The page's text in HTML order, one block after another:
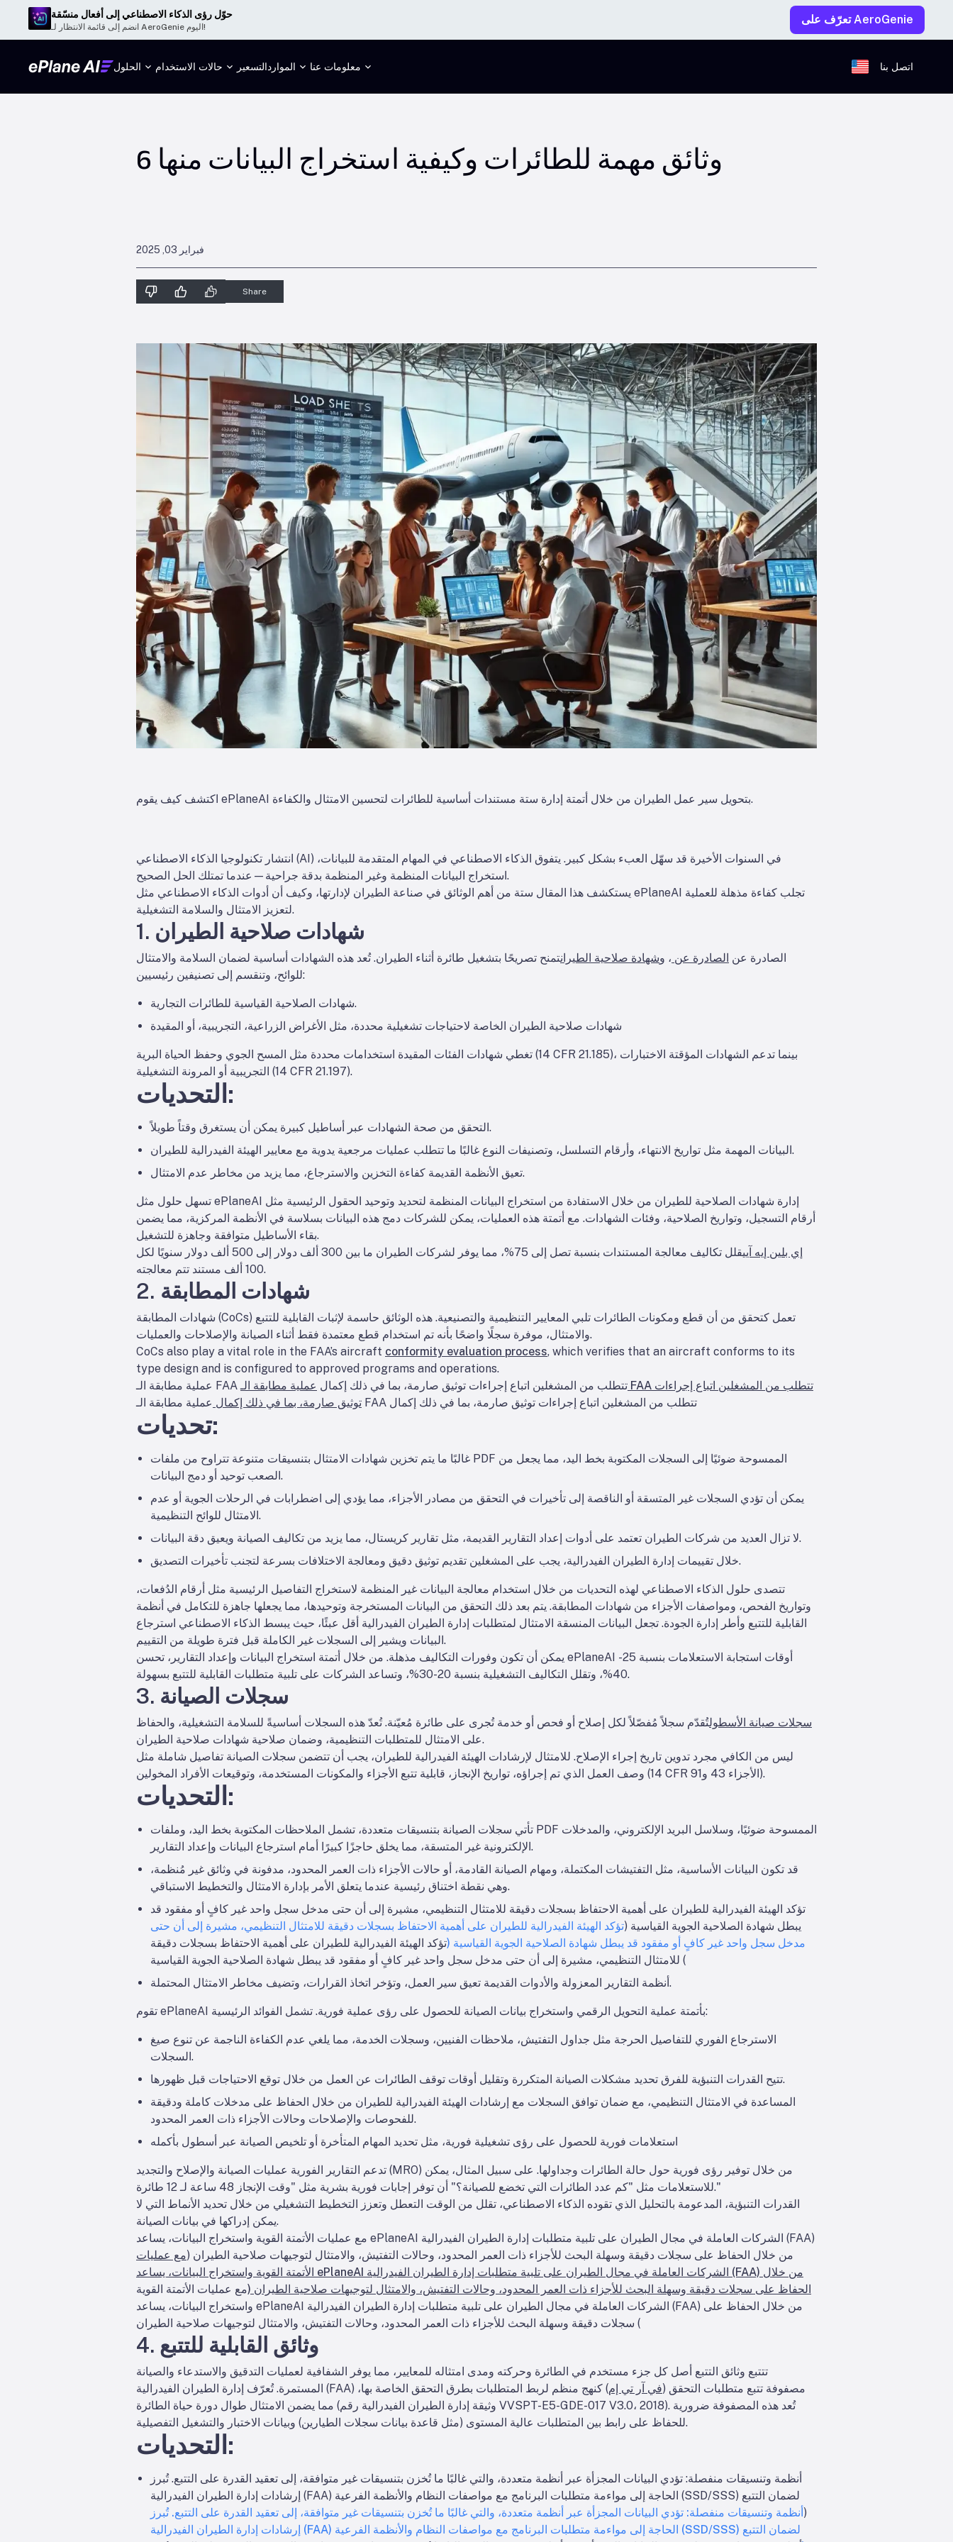
حوّل رؤى الذكاء الاصطناعي إلى أفعال منسّقة
انضم إلى قائمة الانتظار لـ AeroGenie اليوم!
تعرّف على AeroGenie
الحلول حالات الاستخدام التسعيرالموارد معلومات عنا اتصل بنا
6 وثائق مهمة للطائرات وكيفية استخراج البيانات منها
فبراير 03, 2025
Share
اكتشف كيف يقوم ePlaneAI بتحويل سير عمل الطيران من خلال أتمتة إدارة ستة مستندات أساسية للطائرات لتحسين الامتثال والكفاءة.
انتشار تكنولوجيا الذكاء الاصطناعي (AI) في السنوات الأخيرة قد سهّل العبء بشكل كبير. يتفوق الذكاء الاصطناعي في المهام المتقدمة للبيانات،
استخراج البيانات المنظمة وغير المنظمة بدقة جراحية—عندما تمتلك الحل الصحيح.
يستكشف هذا المقال ستة من أهم الوثائق في صناعة الطيران لإدارتها، وكيف أن أدوات الذكاء الاصطناعي مثل ePlaneAI تجلب كفاءة مذهلة للعملية
لتعزيز الامتثال والسلامة التشغيلية.
1. شهادات صلاحية الطيران
الصادرة عن الصادرة عن ، وشهادة صلاحية الطيرانتمنح تصريحًا بتشغيل طائرة أثناء الطيران. تُعد هذه الشهادات أساسية لضمان السلامة والامتثال
للوائح، وتنقسم إلى تصنيفين رئيسيين:
شهادات الصلاحية القياسية للطائرات التجارية.
شهادات صلاحية الطيران الخاصة لاحتياجات تشغيلية محددة، مثل الأغراض الزراعية، التجريبية، أو المقيدة
تغطي شهادات الفئات المقيدة استخدامات محددة مثل المسح الجوي وحفظ الحياة البرية (14 CFR 21.185)، بينما تدعم الشهادات المؤقتة الاختبارات
التجريبية أو المرونة التشغيلية (14 CFR 21.197).
التحديات:
التحقق من صحة الشهادات عبر أساطيل كبيرة يمكن أن يستغرق وقتاً طويلاً.
البيانات المهمة مثل تواريخ الانتهاء، وأرقام التسلسل، وتصنيفات النوع غالبًا ما تتطلب عمليات مرجعية يدوية مع معايير الهيئة الفيدرالية للطيران.
تعيق الأنظمة القديمة كفاءة التخزين والاسترجاع، مما يزيد من مخاطر عدم الامتثال.
تسهل حلول مثل ePlaneAI إدارة شهادات الصلاحية للطيران من خلال الاستفادة من استخراج البيانات المنظمة لتحديد وتوحيد الحقول الرئيسية مثل
أرقام التسجيل، وتواريخ الصلاحية، وفئات الشهادات. مع أتمتة هذه العمليات، يمكن للشركات دمج هذه البيانات بسلاسة في الأنظمة المركزية، مما يضمن
بقاء الأساطيل متوافقة وجاهزة للتشغيل.
إي بلين إيه آي
يقلل تكاليف معالجة المستندات بنسبة تصل إلى 75%، مما يوفر لشركات الطيران ما بين 300 ألف دولار إلى 500 ألف دولار سنويًا لكل
100 ألف مستند تتم معالجته.
2. شهادات المطابقة
شهادات المطابقة (CoCs) تعمل كتحقق من أن قطع ومكونات الطائرات تلبي المعايير التنظيمية والتصنيعية. هذه الوثائق حاسمة لإثبات القابلية للتتبع
والامتثال، موفرة سجلًا واضحًا بأنه تم استخدام قطع معتمدة فقط أثناء الصيانة والإصلاحات والعمليات.
CoCs also play a vital role in the FAA’s aircraft conformity evaluation process, which verifies that an aircraft conforms to its
type design and is configured to approved programs and operations.
عملية مطابقة الـ FAA تتطلب من المشغلين اتباع إجراءات توثيق صارمة، بما في ذلك إكمال عملية مطابقة الـ FAA تتطلب من المشغلين اتباع إجراءات
توثيق صارمة، بما في ذلك إكمال
عملية مطابقة الـ FAA تتطلب من المشغلين اتباع إجراءات توثيق صارمة، بما في ذلك إكمال
تحديات:
غالبًا ما يتم تخزين شهادات الامتثال بتنسيقات متنوعة تتراوح من ملفات PDF الممسوحة ضوئيًا إلى السجلات المكتوبة بخط اليد، مما يجعل من
الصعب توحيد أو دمج البيانات.
يمكن أن تؤدي السجلات غير المتسقة أو الناقصة إلى تأخيرات في التحقق من مصادر الأجزاء، مما يؤدي إلى اضطرابات في الرحلات الجوية أو عدم
الامتثال للوائح التنظيمية.
لا تزال العديد من شركات الطيران تعتمد على أدوات إعداد التقارير القديمة، مثل تقارير كريستال، مما يزيد من تكاليف الصيانة ويعيق دقة البيانات.
خلال تقييمات إدارة الطيران الفيدرالية، يجب على المشغلين تقديم توثيق دقيق ومعالجة الاختلافات بسرعة لتجنب تأخيرات التصديق.
تتصدى حلول الذكاء الاصطناعي لهذه التحديات من خلال استخدام معالجة البيانات غير المنظمة لاستخراج التفاصيل الرئيسية مثل أرقام الدُفعات،
وتواريخ الفحص، ومواصفات الأجزاء من شهادات المطابقة. يتم بعد ذلك التحقق من البيانات المستخرجة وتوحيدها، مما يجعلها جاهزة للتكامل في أنظمة
القابلية للتتبع وأطر إدارة الجودة. تجعل البيانات المنسقة الامتثال لمتطلبات إدارة الطيران الفيدرالية أقل عبئًا، حيث يبسط الذكاء الاصطناعي استرجاع
البيانات ويشير إلى السجلات غير الكاملة قبل فترة طويلة من التقييم.
يمكن أن تكون وفورات التكاليف مذهلة. من خلال أتمتة استخراج البيانات وإعداد التقارير، تحسن ePlaneAI أوقات استجابة الاستعلامات بنسبة 25-
40%، وتقلل التكاليف التشغيلية بنسبة 20-30%، وتساعد الشركات على تلبية متطلبات القابلية للتتبع بسهولة.
3. سجلات الصيانة
سجلات صيانة الأسطولتُقدّم سجلاً مُفصّلاً لكل إصلاح أو فحص أو خدمة تُجرى على طائرة مُعيّنة. تُعدّ هذه السجلات أساسيةً للسلامة التشغيلية، والحفاظ
على الامتثال للمتطلبات التنظيمية، وضمان صلاحية شهادات صلاحية الطيران.
ليس من الكافي مجرد تدوين تاريخ إجراء الإصلاح. للامتثال لإرشادات الهيئة الفيدرالية للطيران، يجب أن تتضمن سجلات الصيانة تفاصيل شاملة مثل
وصف العمل الذي تم إجراؤه، تواريخ الإنجاز، قابلية تتبع الأجزاء والمكونات المستخدمة، وتوقيعات الأفراد المخولين (14 CFR الأجزاء 43 و91).
التحديات:
تأتي سجلات الصيانة بتنسيقات متعددة، تشمل الملاحظات المكتوبة بخط اليد، وملفات PDF الممسوحة ضوئيًا، وسلاسل البريد الإلكتروني، والمدخلات
الإلكترونية غير المتسقة، مما يخلق حاجزًا كبيرًا أمام استرجاع البيانات وإعداد التقارير.
قد تكون البيانات الأساسية، مثل التفتيشات المكتملة، ومهام الصيانة القادمة، أو حالات الأجزاء ذات العمر المحدود، مدفونة في وثائق غير مُنظمة،
وهي نقطة اختناق رئيسية عندما يتعلق الأمر بإدارة الامتثال والتخطيط الاستباقي.
تؤكد الهيئة الفيدرالية للطيران على أهمية الاحتفاظ بسجلات دقيقة للامتثال التنظيمي، مشيرة إلى أن حتى مدخل سجل واحد غير كافٍ أو مفقود قد
يبطل شهادة الصلاحية الجوية القياسية (تؤكد الهيئة الفيدرالية للطيران على أهمية الاحتفاظ بسجلات دقيقة للامتثال التنظيمي، مشيرة إلى أن حتى
مدخل سجل واحد غير كافٍ أو مفقود قد يبطل شهادة الصلاحية الجوية القياسية (تؤكد الهيئة الفيدرالية للطيران على أهمية الاحتفاظ بسجلات دقيقة
للامتثال التنظيمي، مشيرة إلى أن حتى مدخل سجل واحد غير كافٍ أو مفقود قد يبطل شهادة الصلاحية الجوية القياسية (
أنظمة التقارير المعزولة والأدوات القديمة تعيق سير العمل، وتؤخر اتخاذ القرارات، وتضيف مخاطر الامتثال المحتملة.
تقوم ePlaneAI بأتمتة عملية التحويل الرقمي واستخراج بيانات الصيانة للحصول على رؤى عملية فورية. تشمل الفوائد الرئيسية:
الاسترجاع الفوري للتفاصيل الحرجة مثل جداول التفتيش، ملاحظات الفنيين، وسجلات الخدمة، مما يلغي عدم الكفاءة الناجمة عن تنوع صيغ
السجلات.
تتيح القدرات التنبؤية للفرق تحديد مشكلات الصيانة المتكررة وتقليل أوقات توقف الطائرات عن العمل من خلال توقع الاحتياجات قبل ظهورها.
المساعدة في الامتثال التنظيمي، مع ضمان توافق السجلات مع إرشادات الهيئة الفيدرالية للطيران من خلال الحفاظ على مدخلات كاملة ودقيقة
للفحوصات والإصلاحات وحالات الأجزاء ذات العمر المحدود.
استعلامات فورية للحصول على رؤى تشغيلية فورية، مثل تحديد المهام المتأخرة أو تلخيص الصيانة عبر أسطول بأكمله
تدعم التقارير الفورية عمليات الصيانة والإصلاح والتجديد (MRO) من خلال توفير رؤى فورية حول حالة الطائرات وجداولها. على سبيل المثال، يمكن
للاستعلامات مثل "كم عدد الطائرات التي تخضع للصيانة؟" أن توفر إجابات فورية بشرية مثل "وقت الإنجاز 48 ساعة لـ 12 طائرة."
القدرات التنبؤية، المدعومة بالتحليل الذي تقوده الذكاء الاصطناعي، تقلل من الوقت التعطل وتعزز التخطيط التشغيلي من خلال تحديد الأنماط التي لا
يمكن إدراكها في بيانات الصيانة.
مع عمليات الأتمتة القوية واستخراج البيانات، يساعد ePlaneAI الشركات العاملة في مجال الطيران على تلبية متطلبات إدارة الطيران الفيدرالية (FAA)
من خلال الحفاظ على سجلات دقيقة وسهلة البحث للأجزاء ذات العمر المحدود، وحالات التفتيش، والامتثال لتوجيهات صلاحية الطيران (مع عمليات
الأتمتة القوية واستخراج البيانات، يساعد ePlaneAI الشركات العاملة في مجال الطيران على تلبية متطلبات إدارة الطيران الفيدرالية (FAA) من خلال
الحفاظ على سجلات دقيقة وسهلة البحث للأجزاء ذات العمر المحدود، وحالات التفتيش، والامتثال لتوجيهات صلاحية الطيران (مع عمليات الأتمتة القوية
واستخراج البيانات، يساعد ePlaneAI الشركات العاملة في مجال الطيران على تلبية متطلبات إدارة الطيران الفيدرالية (FAA) من خلال الحفاظ على
سجلات دقيقة وسهلة البحث للأجزاء ذات العمر المحدود، وحالات التفتيش، والامتثال لتوجيهات صلاحية الطيران (
4. وثائق القابلية للتتبع
تتتبع وثائق التتبع أصل كل جزء مستخدم في الطائرة وحركته ومدى امتثاله للمعايير، مما يوفر الشفافية لعمليات التدقيق والاستدعاء والصيانة
المستمرة. تُعرّف إدارة الطيران الفيدرالية (FAA) مصفوفة تتبع متطلبات التحقق (في آر تي إم) كنهج منظم لربط المتطلبات بطرق التحقق الخاصة بها،
مما يضمن الامتثال طوال دورة حياة الطائرة (وثيقة إدارة الطيران الفيدرالية رقم VVSPT-E5-GDE-017 V3.0، 2018). تُعد هذه المصفوفة ضرورية
للحفاظ على رابط بين المتطلبات عالية المستوى (مثل قاعدة بيانات سجلات الطيارين) وبيانات الاختبار والتشغيل التفصيلية.
التحديات:
أنظمة وتنسيقات منفصلة: تؤدي البيانات المجزأة عبر أنظمة متعددة، والتي غالبًا ما تُخزن بتنسيقات غير متوافقة، إلى تعقيد القدرة على التتبع. تُبرز
إرشادات إدارة الطيران الفيدرالية (FAA) الحاجة إلى مواءمة متطلبات البرنامج مع مواصفات النظام والأنظمة الفرعية (SSD/SSS) لضمان التتبع
( أنظمة وتنسيقات منفصلة: تؤدي البيانات المجزأة عبر أنظمة متعددة، والتي غالبًا ما تُخزن بتنسيقات غير متوافقة، إلى تعقيد القدرة على التتبع. تُبرز
إرشادات إدارة الطيران الفيدرالية (FAA) الحاجة إلى مواءمة متطلبات البرنامج مع مواصفات النظام والأنظمة الفرعية (SSD/SSS) لضمان التتبع